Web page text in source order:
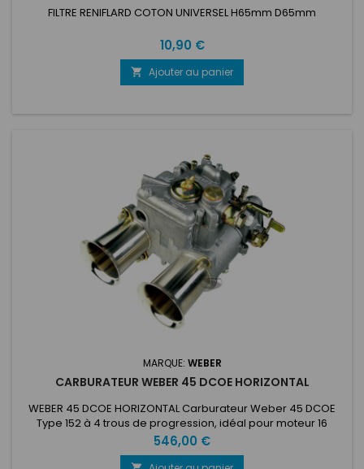
FILTRE RENIFLARD COTON UNIVERSEL H65mm D65mm
Prix
10,90 €
 Ajouter au panier
MARQUE: WEBER
CARBURATEUR WEBER 45 DCOE HORIZONTAL
WEBER 45 DCOE HORIZONTAL Carburateur Weber 45 DCOE
Type 152 à 4 trous de progression, idéal pour moteur 16
soupapes. Plus il y a de trous de progression, meilleure sera
la souplesse de rendement. LA référence en matière de
Prix
546,00 €